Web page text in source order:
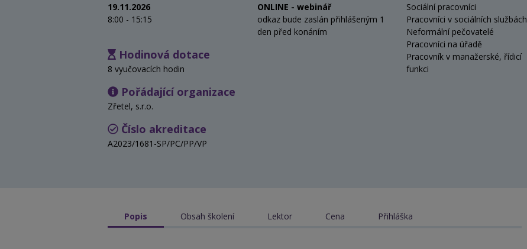
19.11.2026
8:00 - 15:15
ONLINE - webinář
odkaz bude zaslán přihlášeným 1
den před konáním
Hodinová dotace
8 vyučovacích hodin
Pořádající organizace
Zřetel, s.r.o.
Číslo akreditace
A2023/1681-SP/PC/PP/VP
Sociální pracovníci
Pracovníci v sociálních službách
Neformální pečovatelé
Pracovníci na úřadě
Pracovník v manažerské, řídicí
funkci
Popis Obsah školení Lektor Cena Přihláška